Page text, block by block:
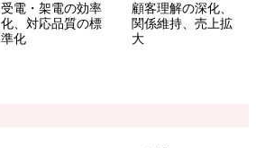
受電・架電の効率
化、対応品質の標
準化
顧客理解の深化、
関係維持、売上拡
大